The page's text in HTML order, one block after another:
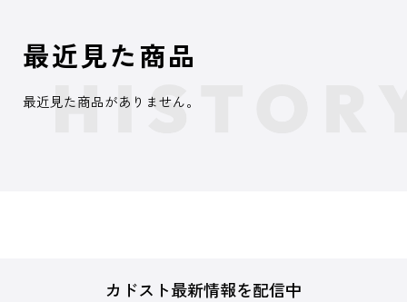
最近見た商品
最近見た商品がありません。
カドスト最新情報を配信中